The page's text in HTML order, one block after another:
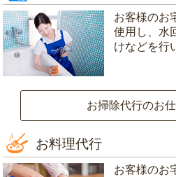
お客様のお
使用し、水
けなどを行
お掃除代行のお
お料理代行
お客様のお